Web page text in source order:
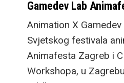
Gamedev Lab
Animation X
Svjetskog festivala
Animafesta Zagreb i
Workshopa, u